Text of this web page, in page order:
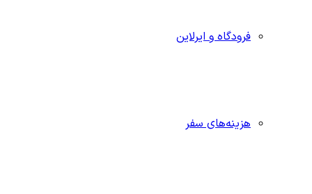
فرودگاه و ایرلاین
هزینه‌های سفر